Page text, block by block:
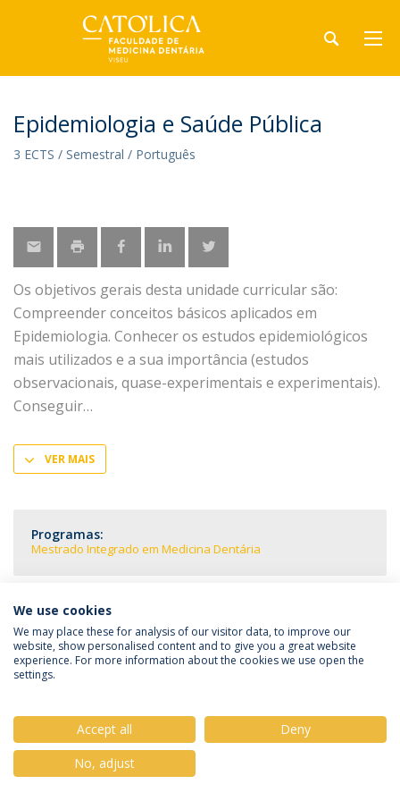
Epidemiologia e Saúde Pública
3 ECTS / Semestral / Português
Os objetivos gerais desta unidade curricular são:
Compreender conceitos básicos aplicados em
Epidemiologia. Conhecer os estudos epidemiológicos
mais utilizados e a sua importância (estudos
observacionais, quase-experimentais e experimentais).
Conseguir
VER MAIS
Programas:
Mestrado Integrado em Medicina Dentária
Política de Privacidade
Termos & Condições
Direitos do Titular dos Dados
© 2026 Universidade Católica Portuguesa
We use cookies
We may place these for analysis of our visitor data, to improve our
website, show personalised content and to give you a great website
experience. For more information about the cookies we use open the
settings.
Accept all
Deny
No, adjust